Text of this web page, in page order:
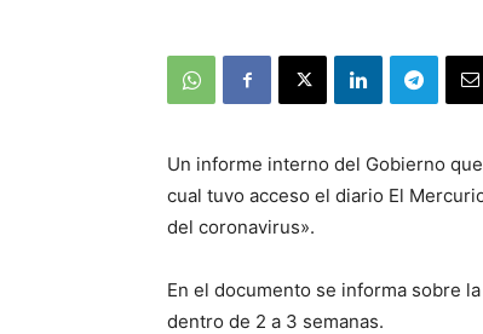
Un informe interno del Gobierno
cual tuvo acceso el diario El
del coronavirus».
En el documento se informa sobre
dentro de 2 a 3 semanas.